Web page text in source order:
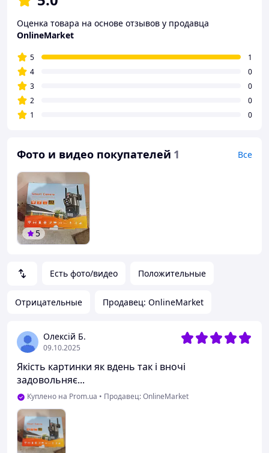
Есть фото/видео Положительные
Отрицательные Продавец: OnlineMarket
Олексій Б.
09.10.2025
Якість картинки як вдень так і вночі
задовольняє...
Куплено на Prom.ua • Продавец: OnlineMarket
Оценка товара на основе отзывов у продавца
OnlineMarket
5
1
4
0
3
0
2
0
1
0
Фото и видео покупателей 1 Все
5